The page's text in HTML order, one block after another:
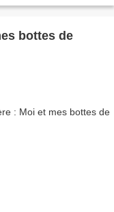
bottes de